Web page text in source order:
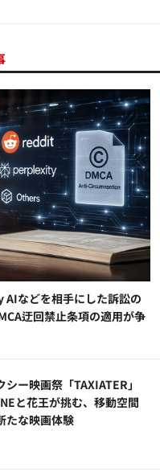
などを相手にした訴訟の
迂回禁止条項の適用が争
シー映画祭「TAXIATER」
と花王が挑む、移動空間
たな映画体験